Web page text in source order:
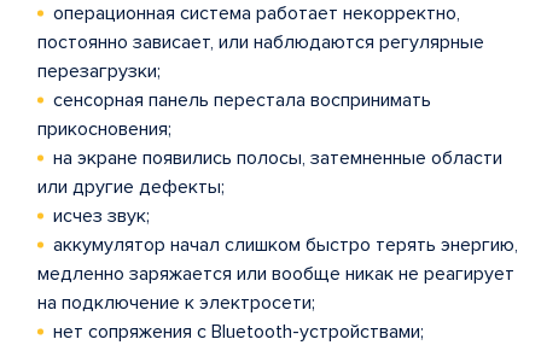
операционная система работает некорректно,
постоянно зависает, или наблюдаются регулярные
перезагрузки;
сенсорная панель перестала воспринимать
прикосновения;
на экране появились полосы, затемненные области
или другие дефекты;
исчез звук;
аккумулятор начал слишком быстро терять энергию,
медленно заряжается или вообще никак не реагирует
на подключение к электросети;
нет сопряжения с Bluetooth-устройствами;